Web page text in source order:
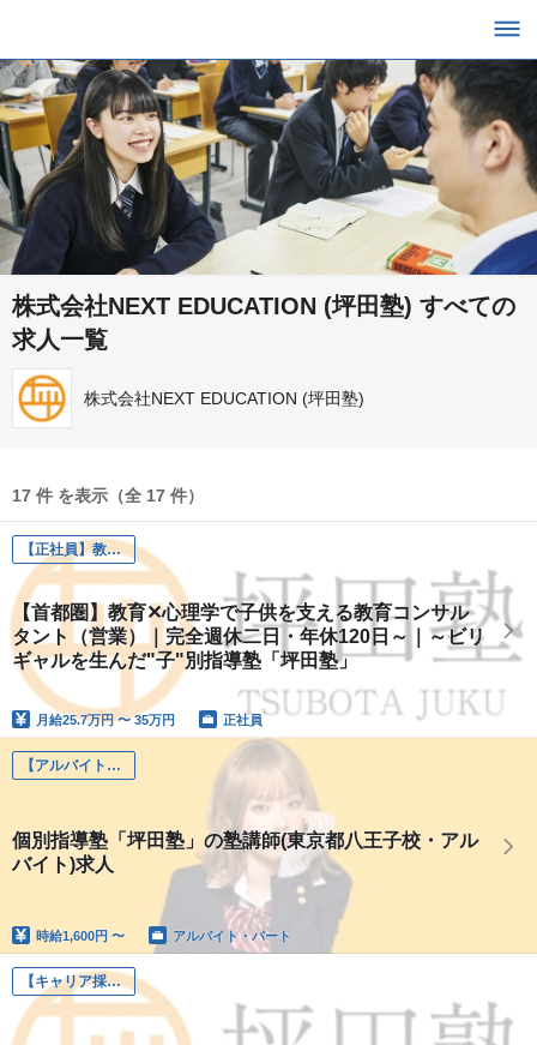
株式会社NEXT EDUCATION (坪田塾) すべての
求人一覧
株式会社NEXT EDUCATION (坪田塾)
17 件 を表示（全 17 件）
【正社員】教育コンサルタント職
【首都圏】教育✕心理学で子供を支える教育コンサル
タント（営業）｜完全週休二日・年休120日～｜～ビリ
ギャルを生んだ"子"別指導塾「坪田塾」
月給25.7万円 〜 35万円 正社員
【アルバイト】坪田塾講師
個別指導塾「坪田塾」の塾講師(東京都八王子校・アル
バイト)求人
時給1,600円 〜 アルバイト・パート
【キャリア採用】坪田塾講師